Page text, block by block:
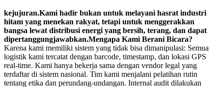
kejujuran.Kami hadir bukan untuk melayani hasrat industri
hitam yang menekan rakyat, tetapi untuk menggerakkan
bangsa lewat distribusi energi yang bersih, terang, dan dapat
dipertanggungjawabkan.Mengapa Kami Berani Bicara?
Karena kami memiliki sistem yang tidak bisa dimanipulasi: Semua
logistik kami tercatat dengan barcode, timestamp, dan lokasi GPS
real-time. Kami hanya bekerja sama dengan vendor legal yang
terdaftar di sistem nasional. Tim kami menjalani pelatihan rutin
tentang etika dan perundang-undangan. Internal audit dilakukan